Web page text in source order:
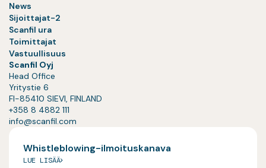
News
Sijoittajat-2
Scanfil ura
Toimittajat
Vastuullisuus
Scanfil Oyj
Head Office
Yritystie 6
FI-85410 SIEVI, FINLAND
+358 8 4882 111
info@scanfil.com
Whistleblowing-ilmoituskanava
LUE LISÄÄ